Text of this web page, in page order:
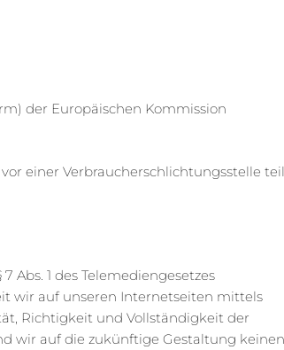
der Europäischen Kommission
einer Verbraucherschlichtungsstelle teil
1 des Telemediengesetzes
wir auf unseren Internetseiten mittels
Richtigkeit und Vollständigkeit der
wir auf die zukünftige Gestaltung keinen